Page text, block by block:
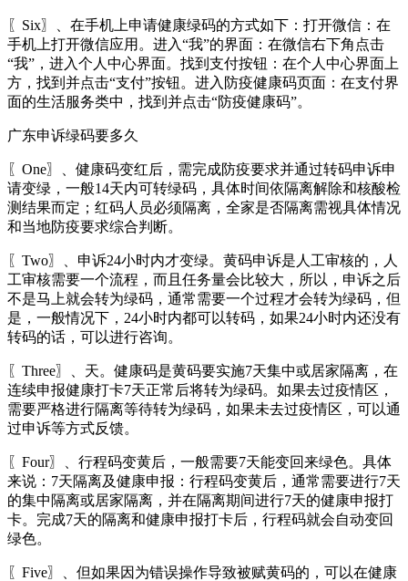
〖Six〗、在手机上申请健康绿码的方式如下：打开微信：在
手机上打开微信应用。进入“我”的界面：在微信右下角点击
“我”，进入个人中心界面。找到支付按钮：在个人中心界面上
方，找到并点击“支付”按钮。进入防疫健康码页面：在支付界
面的生活服务类中，找到并点击“防疫健康码”。
广东申诉绿码要多久
〖One〗、健康码变红后，需完成防疫要求并通过转码申诉申
请变绿，一般14天内可转绿码，具体时间依隔离解除和核酸检
测结果而定；红码人员必须隔离，全家是否隔离需视具体情况
和当地防疫要求综合判断。
〖Two〗、申诉24小时内才变绿。黄码申诉是人工审核的，人
工审核需要一个流程，而且任务量会比较大，所以，申诉之后
不是马上就会转为绿码，通常需要一个过程才会转为绿码，但
是，一般情况下，24小时内都可以转码，如果24小时内还没有
转码的话，可以进行咨询。
〖Three〗、天。健康码是黄码要实施7天集中或居家隔离，在
连续申报健康打卡7天正常后将转为绿码。如果去过疫情区，
需要严格进行隔离等待转为绿码，如果未去过疫情区，可以通
过申诉等方式反馈。
〖Four〗、行程码变黄后，一般需要7天能变回来绿色。具体
来说：7天隔离及健康申报：行程码变黄后，通常需要进行7天
的集中隔离或居家隔离，并在隔离期间进行7天的健康申报打
卡。完成7天的隔离和健康申报打卡后，行程码就会自动变回
绿色。
〖Five〗、但如果因为错误操作导致被赋黄码的，可以在健康